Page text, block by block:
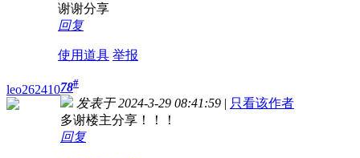
谢谢分享
回复
使用道具 举报
leo26241078#
发表于 2024-3-29 08:41:59 | 只看该作者
多谢楼主分享！！！
回复